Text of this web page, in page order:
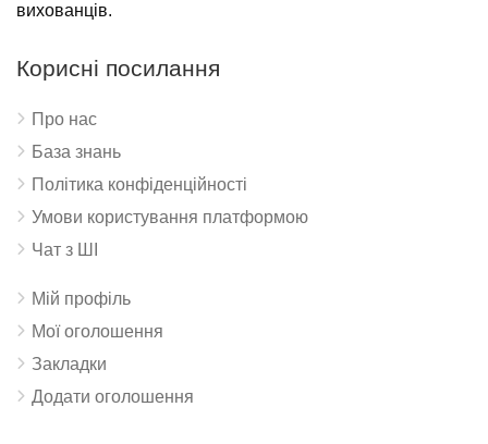
вихованців.
Корисні посилання
Про нас
База знань
Політика конфіденційності
Умови користування платформою
Чат з ШІ
Мій профіль
Мої оголошення
Закладки
Додати оголошення